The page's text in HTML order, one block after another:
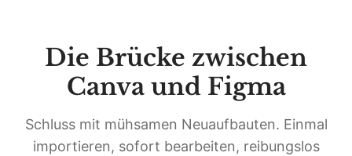
Die Brücke zwischen
Canva und Figma
Schluss mit mühsamen Neuaufbauten. Einmal
importieren, sofort bearbeiten, reibungslos